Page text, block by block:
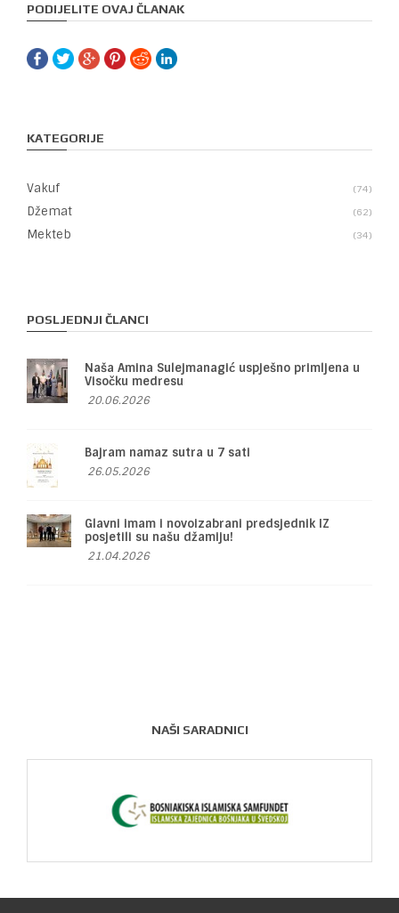
PODIJELITE OVAJ ČLANAK
KATEGORIJE
Vakuf 74
Džemat 62
Mekteb 34
POSLJEDNJI ČLANCI
Naša Amina Sulejmanagić uspješno primljena u
Visočku medresu
20.06.2026
Bajram namaz sutra u 7 sati
26.05.2026
Glavni imam i novoizabrani predsjednik IZ
posjetili su našu džamiju!
21.04.2026
NAŠI SARADNICI